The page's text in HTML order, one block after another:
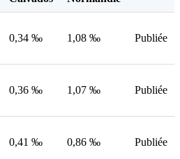
0,34 ‰ 1,08 ‰ Publiée
0,36 ‰ 1,07 ‰ Publiée
0,41 ‰ 0,86 ‰ Publiée